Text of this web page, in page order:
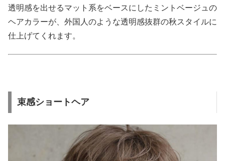
透明感を出せるマット系をベースにしたミントベージュの
ヘアカラーが、外国人のような透明感抜群の秋スタイルに
仕上げてくれます。
束感ショートヘア